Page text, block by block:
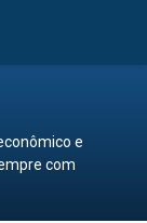
e
com